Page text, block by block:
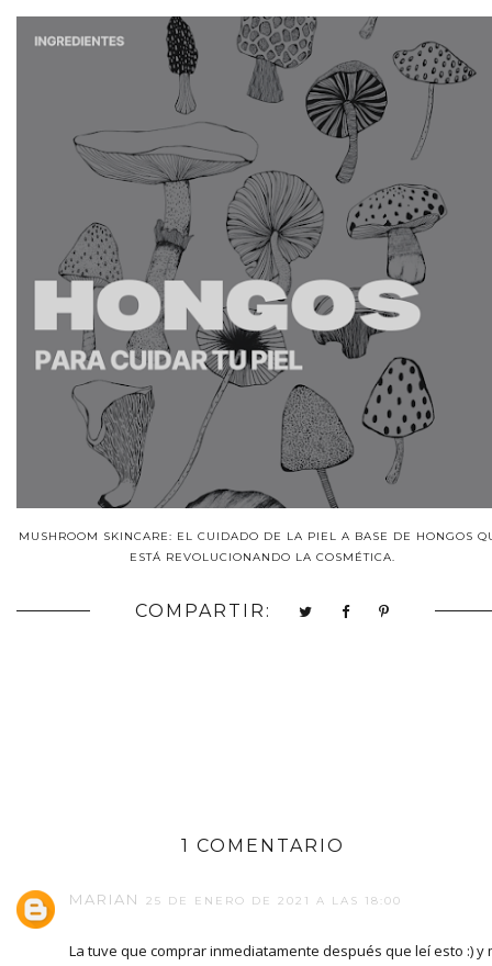
MUSHROOM SKINCARE: EL CUIDADO DE LA PIEL A BASE DE HONGOS
ESTÁ REVOLUCIONANDO LA COSMÉTICA.
COMPARTIR:
1 COMENTARIO
MARIAN 25 DE ENERO DE 2021 A LAS 18:00
La tuve que comprar inmediatamente después que leí esto :) y